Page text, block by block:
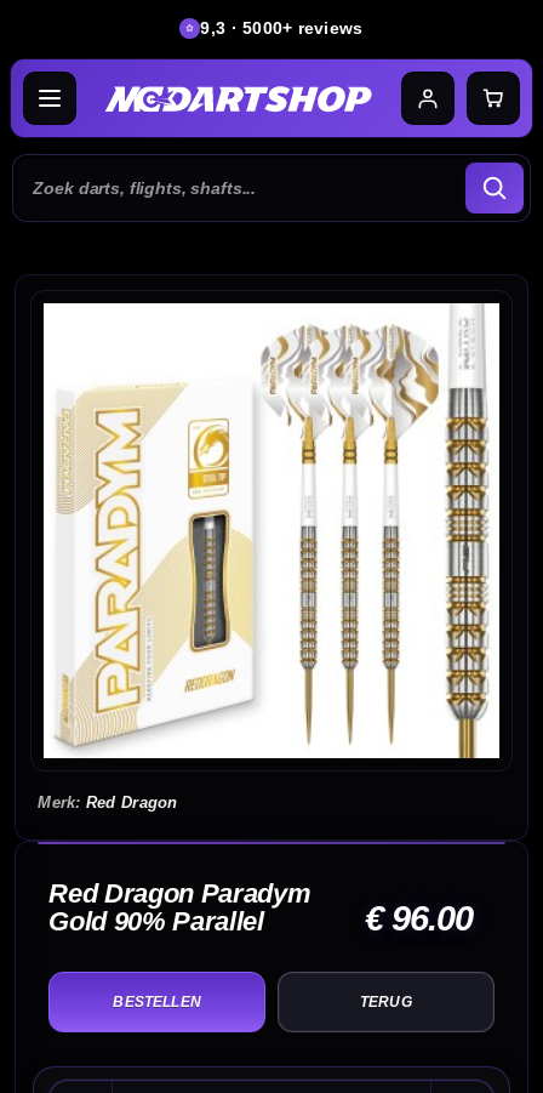
9,3 · 5000+ reviews
Red Dragon
Red Dragon Paradym
Gold 90% Parallel
€ 96.00
TERUG